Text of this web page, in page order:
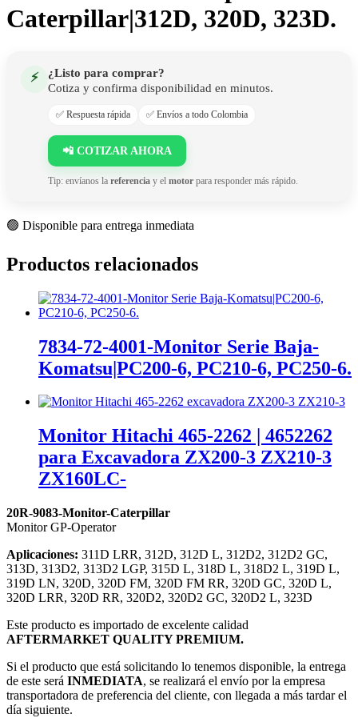
Caterpillar|312D, 320D, 323D.
⚡
¿Listo para comprar?
Cotiza y confirma disponibilidad en minutos.
✅ Respuesta rápida ✅ Envíos a todo Colombia
📲 COTIZAR AHORA
Tip: envíanos la referencia y el motor para responder más rápido.
🟢 Disponible para entrega inmediata
Productos relacionados
7834-72-4001-Monitor Serie Baja-
Komatsu|PC200-6, PC210-6, PC250-6.
Monitor Hitachi 465-2262 | 4652262
para Excavadora ZX200-3 ZX210-3
ZX160LC-
20R-9083-Monitor-Caterpillar
Monitor GP-Operator
Aplicaciones: 311D LRR, 312D, 312D L, 312D2, 312D2 GC,
313D, 313D2, 313D2 LGP, 315D L, 318D L, 318D2 L, 319D L,
319D LN, 320D, 320D FM, 320D FM RR, 320D GC, 320D L,
320D LRR, 320D RR, 320D2, 320D2 GC, 320D2 L, 323D
Este producto es importado de excelente calidad
AFTERMARKET QUALITY PREMIUM.
Si el producto que está solicitando lo tenemos disponible, la entrega
de este será INMEDIATA, se realizará el envío por la empresa
transportadora de preferencia del cliente, con llegada a más tardar el
día siguiente.